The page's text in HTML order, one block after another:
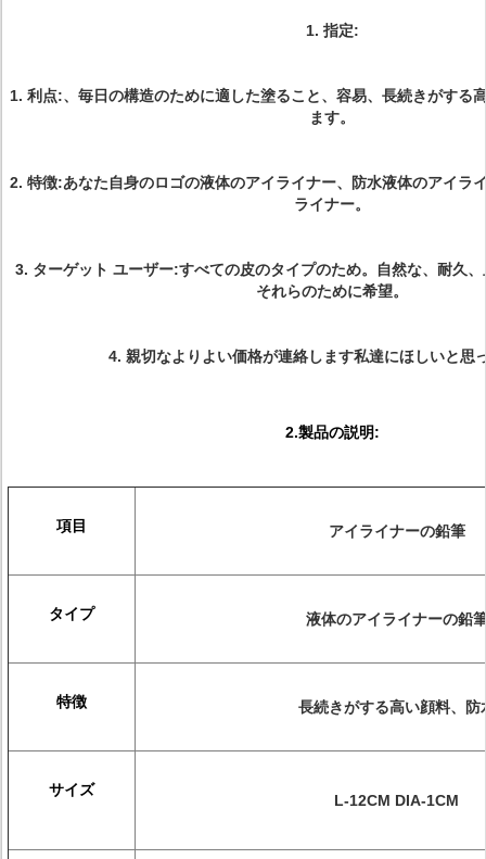
1. 指定:
1. 利点:、毎日の構造のために適した塗ること、容易、長続きがする
ます。
2. 特徴:あなた自身のロゴの液体のアイライナー、防水液体のアイラ
ライナー。
3. ターゲット ユーザー:すべての皮のタイプのため。自然な、耐久
それらのために希望。
4. 親切なよりよい価格が連絡します私達にほしいと思
2.製品の説明:
項目 アイライナーの鉛筆
タイプ 液体のアイライナーの鉛
特徴 長続きがする高い顔料、防
サイズ
L-12CM DIA-1CM